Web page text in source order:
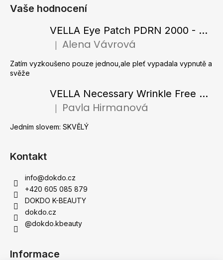
Vaše hodnocení
VELLA Eye Patch PDRN 2000 - Tající hydrogelové náplasti pod oči s PDRN 72 g / 60 ks
Hodnocení produktu je 5 z 5 hvězdiček.
Alena Vávrová
Zatím vyzkoušeno pouze jednou,ale pleť vypadala vypnutě a
svěže
VELLA Necessary Wrinkle Free Ampoule - Protivrásková ampule s kolagenovými vlákny a zlatým práškem 50 ml
Hodnocení produktu je 5 z 5 hvězdiček.
Pavla Hirmanová
Jedním slovem: SKVĚLÝ
Kontakt
info@dokdo.cz
+420 605 085 879
DOKDO K-BEAUTY
dokdo.cz
@dokdo.kbeauty
Informace